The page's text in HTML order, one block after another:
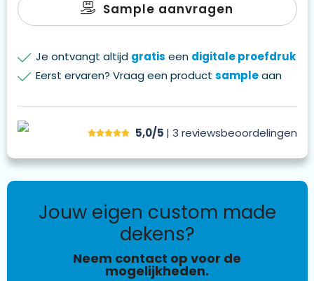
Sample aanvragen
Je ontvangt altijd gratis een digitale proefdruk
Eerst ervaren? Vraag een product sampleaan
5,0/5 | 3 reviewsbeoordelingen
jouw eigen custom made
dekens?
Neem contact op voor de
mogelijkheden.